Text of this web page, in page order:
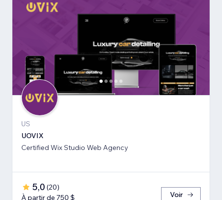
US
UOVIX
Certified Wix Studio Web Agency
5,0 (20)
À partir de 750 $
Voir